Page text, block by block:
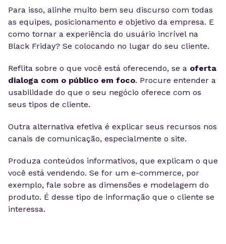
Para isso, alinhe muito bem seu discurso com todas
as equipes, posicionamento e objetivo da empresa. E
como tornar a experiência do usuário incrível na
Black Friday? Se colocando no lugar do seu cliente.
Reflita sobre o que você está oferecendo, se a oferta
dialoga com o público em foco. Procure entender a
usabilidade do que o seu negócio oferece com os
seus tipos de cliente.
Outra alternativa efetiva é explicar seus recursos nos
canais de comunicação, especialmente o site.
Produza conteúdos informativos, que explicam o que
você está vendendo. Se for um e-commerce, por
exemplo, fale sobre as dimensões e modelagem do
produto. É desse tipo de informação que o cliente se
interessa.